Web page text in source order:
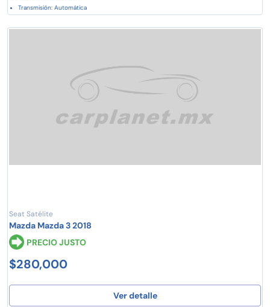
Transmisión: Automática
Seat Satélite
Mazda Mazda 3 2018
PRECIO JUSTO
$280,000
Ver detalle